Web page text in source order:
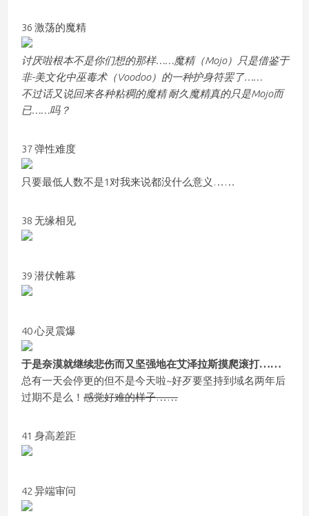
36 激荡的魔精
讨厌啦根本不是你们想的那样……魔精（Mojo）只是借鉴于
非-美文化中巫毒术（Voodoo）的一种护身符罢了……
不过话又说回来各种粘稠的魔精 耐久魔精真的只是Mojo而
已……吗？
37 弹性难度
只要最低人数不是1对我来说都没什么意义……
38 无缘相见
39 潜伏帷幕
40 心灵震爆
于是奈漠就继续悲伤而又坚强地在艾泽拉斯摸爬滚打……
总有一天会停更的但不是今天啦~好歹要坚持到域名两年后
过期不是么！ 感觉好难的样子……
41 身高差距
42 异端审问